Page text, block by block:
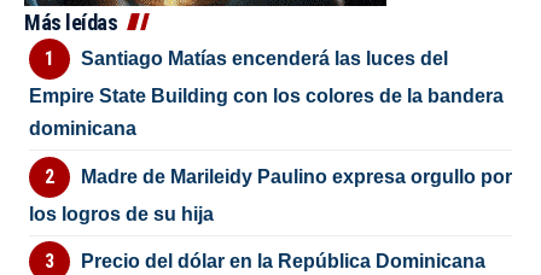
Más leídas
Santiago Matías encenderá las luces del
Empire State Building con los colores de la bandera
dominicana
Madre de Marileidy Paulino expresa orgullo por
los logros de su hija
Precio del dólar en la República Dominicana